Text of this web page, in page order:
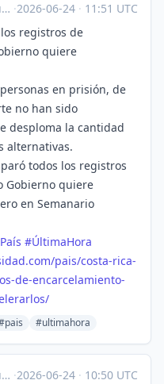
·2026-06-24 · 11:51 UTC
registros de
quiere
en prisión, de
no han sido
desploma la cantidad
alternativas.
todos los registros
Gobierno quiere
en Semanario
País #ÚltimaHora
pais/costa-rica-
de-encarcelamiento-
#ultimahora
·2026-06-24 · 10:50 UTC